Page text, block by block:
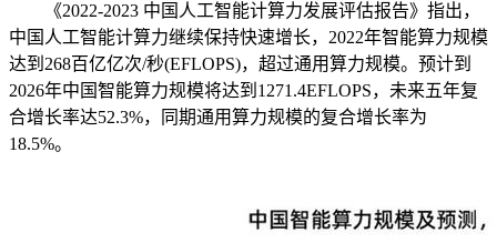
《2022-2023 中国人工智能计算力发展评估报告》指出，
中国人工智能计算力继续保持快速增长，2022年智能算力规模
达到268百亿亿次/秒(EFLOPS)，超过通用算力规模。预计到
2026年中国智能算力规模将达到1271.4EFLOPS，未来五年复
合增长率达52.3%，同期通用算力规模的复合增长率为
18.5%。